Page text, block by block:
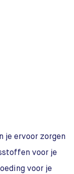
je ervoor zorgen
voor je
voor je